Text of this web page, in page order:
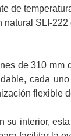
de
SLI-
de 310
cada
flexible
interior,